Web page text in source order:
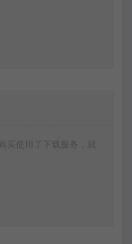
买使用了下载服务，就